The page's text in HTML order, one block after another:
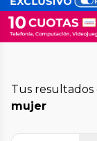
Tus
mujer